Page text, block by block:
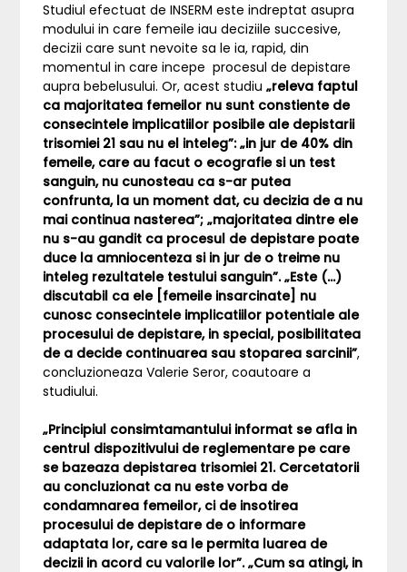
Studiul efectuat de INSERM este indreptat asupra
modului in care femeile iau deciziile succesive,
decizii care sunt nevoite sa le ia, rapid, din
momentul in care incepe procesul de depistare
aupra bebelusului. Or, acest studiu„releva faptul
ca majoritatea femeilor nu sunt constiente de
consecintele implicatiilor posibile ale depistarii
trisomiei 21 sau nu el inteleg”: „in jur de 40% din
femeile, care au facut o ecografie si un test
sanguin, nu cunosteau ca s-ar putea
confrunta, la un moment dat, cu decizia de a nu
mai continua nasterea”; „majoritatea dintre ele
nu s-au gandit ca procesul de depistare poate
duce la amniocenteza si in jur de o treime nu
inteleg rezultatele testului sanguin”. „Este (…)
discutabil ca ele [femeile insarcinate] nu
cunosc consecintele implicatiilor potentiale ale
procesului de depistare, in special, posibilitatea
de a decide continuarea sau stoparea sarcinii”,
concluzioneaza Valerie Seror, coautoare a
studiului.
„Principiul consimtamantului informat se afla in
centrul dispozitivului de reglementare pe care
se bazeaza depistarea trisomiei 21. Cercetatorii
au concluzionat ca nu este vorba de
condamnarea femeilor, ci de insotirea
procesului de depistare de o informare
adaptata lor, care sa le permita luarea de
decizii in acord cu valorile lor”. „Cum sa atingi, in